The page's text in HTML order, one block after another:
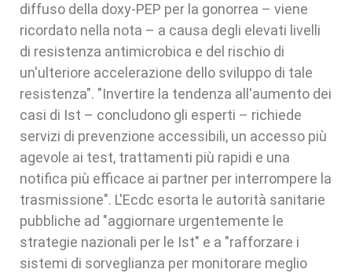
diffuso della doxy-PEP per la gonorrea – viene
ricordato nella nota – a causa degli elevati livelli
di resistenza antimicrobica e del rischio di
un'ulteriore accelerazione dello sviluppo di tale
resistenza". "Invertire la tendenza all'aumento dei
casi di Ist – concludono gli esperti – richiede
servizi di prevenzione accessibili, un accesso più
agevole ai test, trattamenti più rapidi e una
notifica più efficace ai partner per interrompere la
trasmissione". L'Ecdc esorta le autorità sanitarie
pubbliche ad "aggiornare urgentemente le
strategie nazionali per le Ist" e a "rafforzare i
sistemi di sorveglianza per monitorare meglio